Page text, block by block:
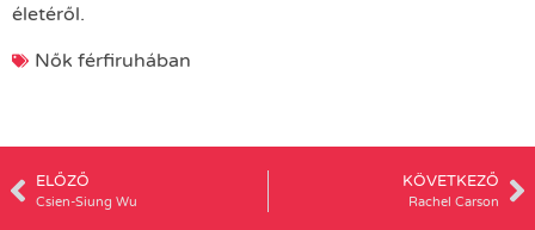
életéről.
Nők férfiruhában
ELŐZŐ
Csien-Siung Wu
KÖVETKEZŐ
Rachel Carson